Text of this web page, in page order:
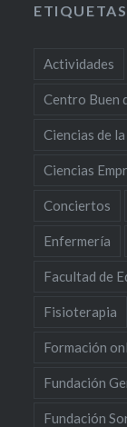
ETIQUETAS
Actividades
Centro Buen
Ciencias de
Ciencias
Conciertos
Enfermería
Facultad de
Fisioterapia
Formación
Fundación
Fundación